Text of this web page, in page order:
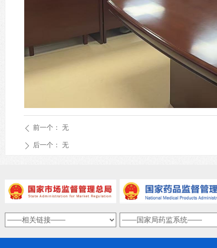
ꄴ 前一个： 无
ꄲ 后一个： 无